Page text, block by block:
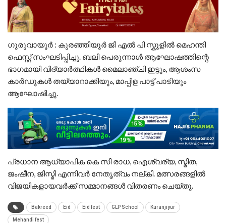
ഗുരുവായൂർ : കുരഞ്ഞിയൂർ ജി എൽ പി സ്കൂളിൽ മെഹന്തി
ഫെസ്റ്റ് സംഘടിപ്പിച്ചു. ബലി പെരുന്നാൾ ആഘോഷത്തിന്റെ
ഭാഗമായി വിദ്യാർത്ഥികൾ മൈലാഞ്ചി ഇട്ടും, ആശംസ
കാർഡുകൾ തയ്യാറാക്കിയും, മാപ്പിള പാട്ട് പാടിയും
ആഘോഷിച്ചു.
പ്രധാന ആധ്യാപിക കെ സി രാധ, ഐശ്വര്യ, സ്മിത,
ജംഷീന, ജിസ്മി എന്നിവർ നേതൃത്വം നല്കി. മത്സരങ്ങളിൽ
വിജയികളായവർക്ക് സമ്മാനങ്ങൾ വിതരണം ചെയ്തു.
Bakreed Eid Eid fest GLP School Kuranjiyur
Mehandi fest